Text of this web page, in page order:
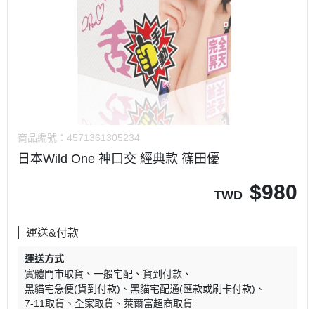
商品編號： 4571361305234
日本Wild One 神口交 經典款 篠田優
TWD $980
運送&付款
運送方式
實體門市取貨
一般宅配
貨到付款
黑貓宅急便(貨到付款)
黑貓宅配通(匯款或刷卡付款)
7-11取貨
全家取貨
萊爾富超商取貨